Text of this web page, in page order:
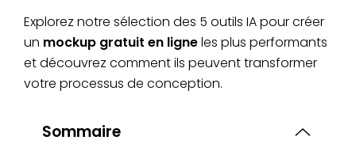
Explorez notre sélection des 5 outils IA pour créer
un mockup gratuit en ligneles plus performants
et découvrez comment ils peuvent transformer
votre processus de conception.
Sommaire